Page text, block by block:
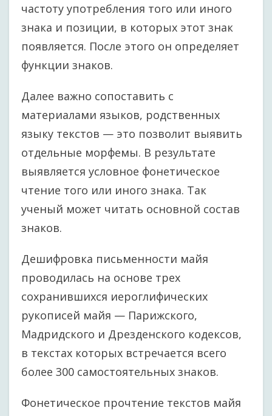
частоту употребления того или иного
знака и позиции, в которых этот знак
появляется. После этого он определяет
функции знаков.
Далее важно сопоставить с
материалами языков, родственных
языку текстов — это позволит выявить
отдельные морфемы. В результате
выявляется условное фонетическое
чтение того или иного знака. Так
ученый может читать основной состав
знаков.
Дешифровка письменности майя
проводилась на основе трех
сохранившихся иероглифических
рукописей майя — Парижского,
Мадридского и Дрезденского кодексов,
в текстах которых встречается всего
более 300 самостоятельных знаков.
Фонетическое прочтение текстов майя